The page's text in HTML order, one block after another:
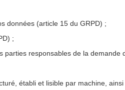
données (article 15 du GRPD) ;
;
responsables de la demande
établi et lisible par machine,